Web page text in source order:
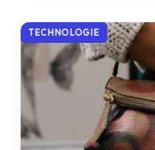
TECHNOLOGIE